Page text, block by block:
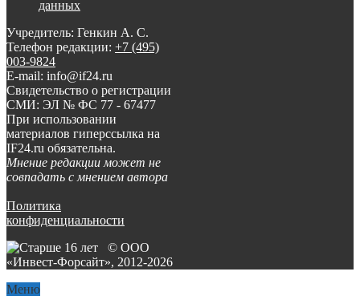
данных
Учредитель: Генкин А. С.
Телефон редакции: +7 (495)
003-9824
E-mail: info@if24.ru
Свидетельство о регистрации
СМИ: ЭЛ № ФС 77 - 67477
При использовании
материалов гиперссылка на
IF24.ru обязательна.
Мнение редакции может не
совпадать с мнением автора
Политика
конфиденциальности
© ООО
«Инвест-Форсайт», 2012-2026
Меню